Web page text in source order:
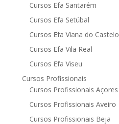
Cursos Efa Santarém
Cursos Efa Setúbal
Cursos Efa Viana do Castelo
Cursos Efa Vila Real
Cursos Efa Viseu
Cursos Profissionais
Cursos Profissionais Açores
Cursos Profissionais Aveiro
Cursos Profissionais Beja